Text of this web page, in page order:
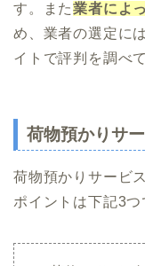
す。また業者によ
め、業者の選定に
イトで評判を調べ
荷物預かりサ
荷物預かりサービ
ポイントは下記3つ